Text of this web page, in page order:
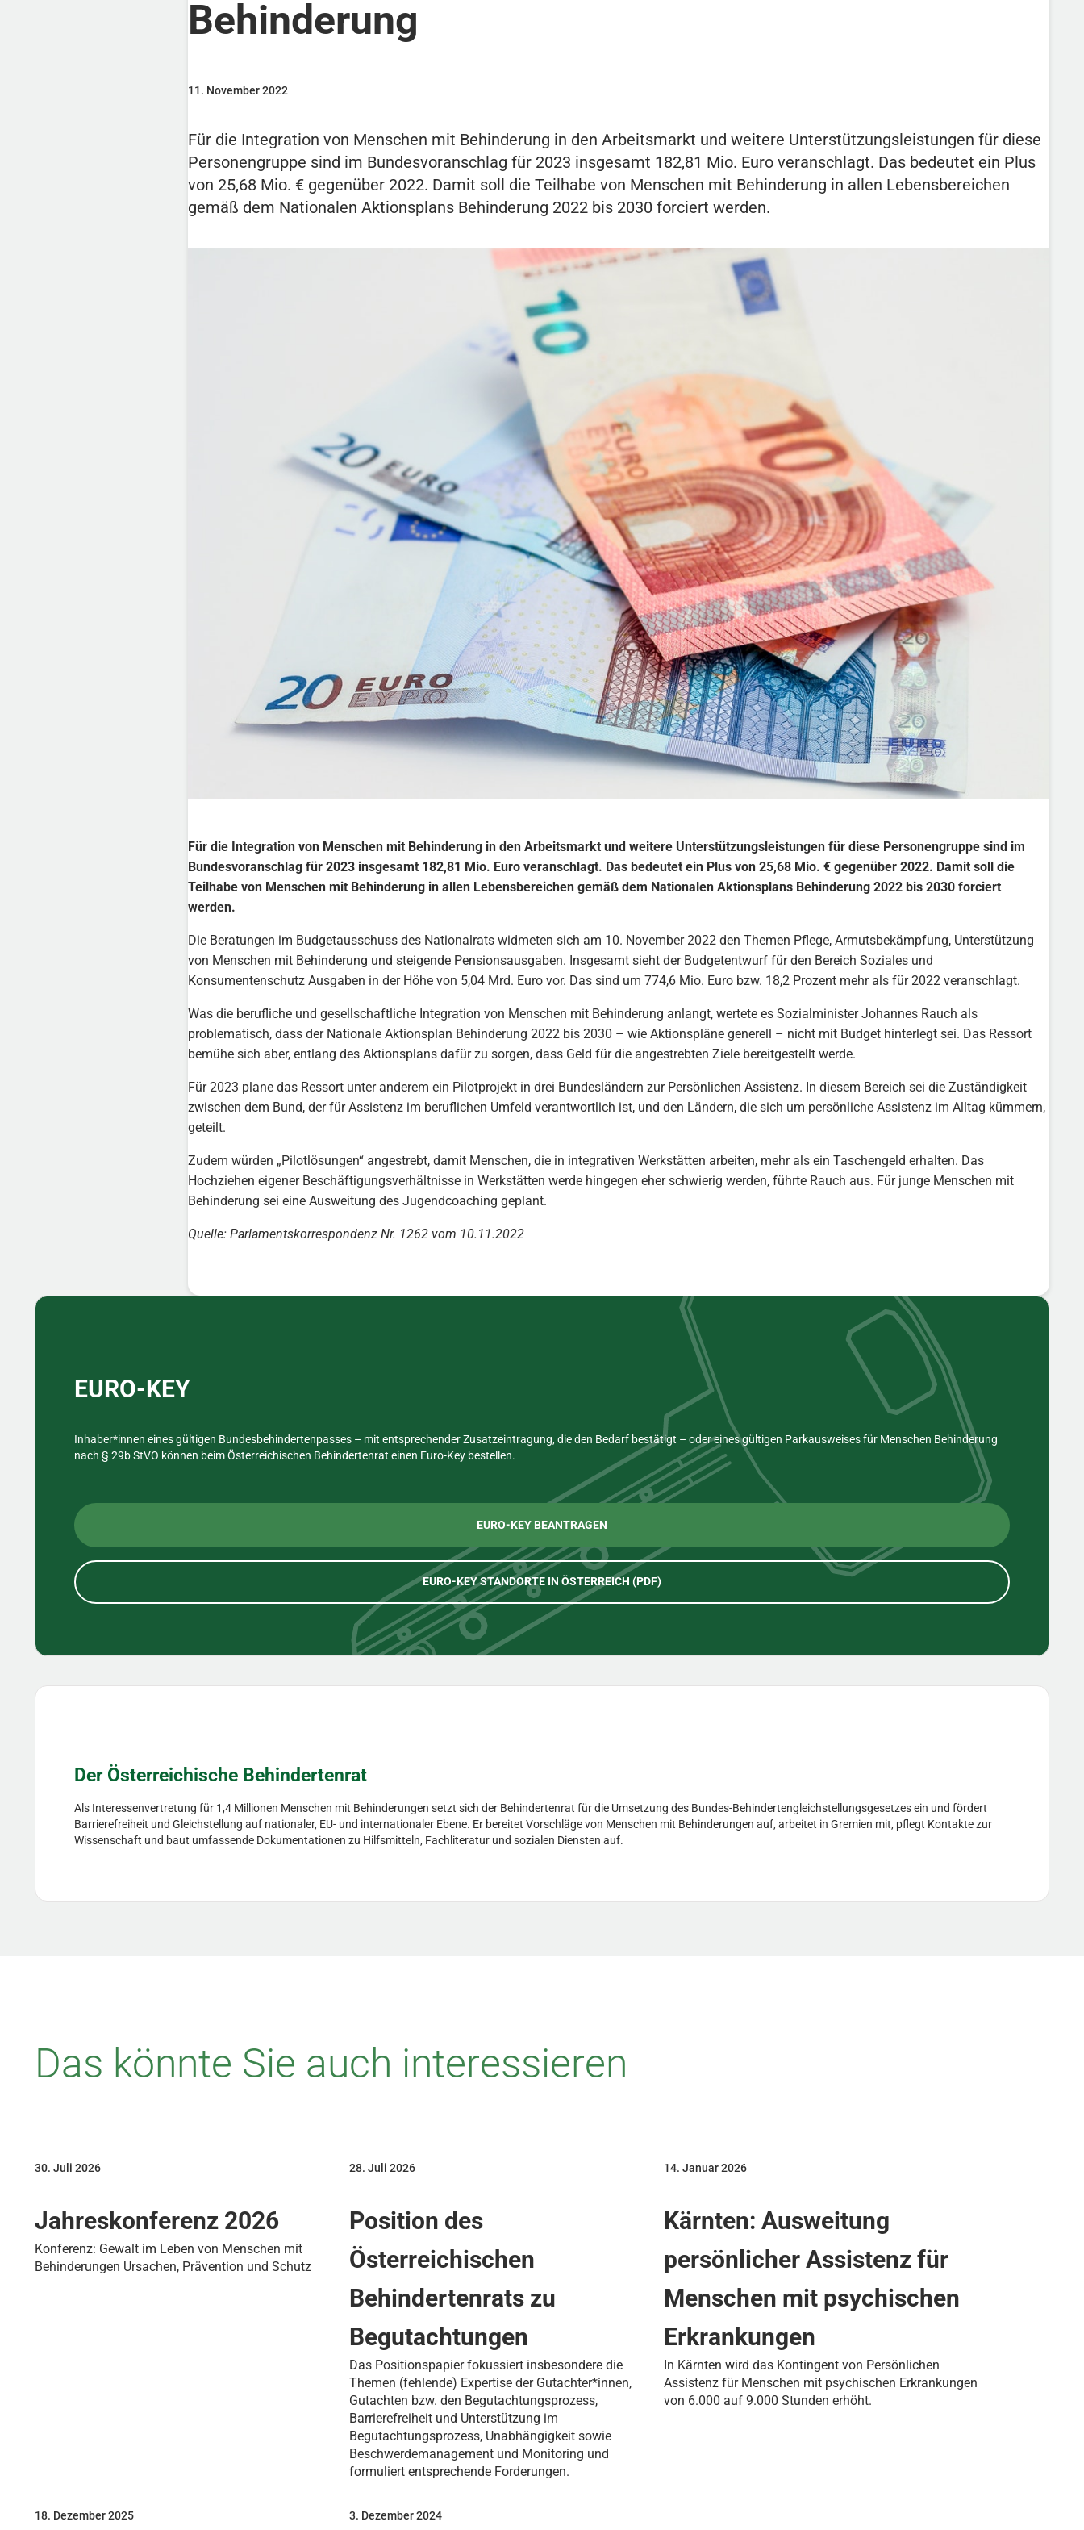
Behinderung
11. November 2022
Für die Integration von Menschen mit Behinderung in den Arbeitsmarkt und weitere Unterstützungsleistungen für diese
Personengruppe sind im Bundesvoranschlag für 2023 insgesamt 182,81 Mio. Euro veranschlagt. Das bedeutet ein Plus
von 25,68 Mio. € gegenüber 2022. Damit soll die Teilhabe von Menschen mit Behinderung in allen Lebensbereichen
gemäß dem Nationalen Aktionsplans Behinderung 2022 bis 2030 forciert werden.
Für die Integration von Menschen mit Behinderung in den Arbeitsmarkt und weitere Unterstützungsleistungen für diese Personengruppe sind im
Bundesvoranschlag für 2023 insgesamt 182,81 Mio. Euro veranschlagt. Das bedeutet ein Plus von 25,68 Mio. € gegenüber 2022. Damit soll die
Teilhabe von Menschen mit Behinderung in allen Lebensbereichen gemäß dem Nationalen Aktionsplans Behinderung 2022 bis 2030 forciert
werden.
Die Beratungen im Budgetausschuss des Nationalrats widmeten sich am 10. November 2022 den Themen Pflege, Armutsbekämpfung, Unterstützung
von Menschen mit Behinderung und steigende Pensionsausgaben. Insgesamt sieht der Budgetentwurf für den Bereich Soziales und
Konsumentenschutz Ausgaben in der Höhe von 5,04 Mrd. Euro vor. Das sind um 774,6 Mio. Euro bzw. 18,2 Prozent mehr als für 2022 veranschlagt.
Was die berufliche und gesellschaftliche Integration von Menschen mit Behinderung anlangt, wertete es Sozialminister Johannes Rauch als
problematisch, dass der Nationale Aktionsplan Behinderung 2022 bis 2030 – wie Aktionspläne generell – nicht mit Budget hinterlegt sei. Das Ressort
bemühe sich aber, entlang des Aktionsplans dafür zu sorgen, dass Geld für die angestrebten Ziele bereitgestellt werde.
Für 2023 plane das Ressort unter anderem ein Pilotprojekt in drei Bundesländern zur Persönlichen Assistenz. In diesem Bereich sei die Zuständigkeit
zwischen dem Bund, der für Assistenz im beruflichen Umfeld verantwortlich ist, und den Ländern, die sich um persönliche Assistenz im Alltag kümmern,
geteilt.
Zudem würden „Pilotlösungen“ angestrebt, damit Menschen, die in integrativen Werkstätten arbeiten, mehr als ein Taschengeld erhalten. Das
Hochziehen eigener Beschäftigungsverhältnisse in Werkstätten werde hingegen eher schwierig werden, führte Rauch aus. Für junge Menschen mit
Behinderung sei eine Ausweitung des Jugendcoaching geplant.
Quelle: Parlamentskorrespondenz Nr. 1262 vom 10.11.2022
Sidebar
EURO-KEY
Inhaber*innen eines gültigen Bundesbehindertenpasses – mit entsprechender Zusatzeintragung, die den Bedarf bestätigt – oder eines gültigen Parkausweises für Menschen Behinderung
nach § 29b StVO können beim Österreichischen Behindertenrat einen Euro-Key bestellen.
EURO-KEY BEANTRAGEN
EURO-KEY STANDORTE IN ÖSTERREICH (PDF)
Der Österreichische Behindertenrat
Als Interessenvertretung für 1,4 Millionen Menschen mit Behinderungen setzt sich der Behindertenrat für die Umsetzung des Bundes-Behindertengleichstellungsgesetzes ein und fördert
Barrierefreiheit und Gleichstellung auf nationaler, EU- und internationaler Ebene. Er bereitet Vorschläge von Menschen mit Behinderungen auf, arbeitet in Gremien mit, pflegt Kontakte zur
Wissenschaft und baut umfassende Dokumentationen zu Hilfsmitteln, Fachliteratur und sozialen Diensten auf.
Das könnte Sie auch interessieren
Jahreskonferenz 2026
30. Juli 2026
Konferenz: Gewalt im Leben von Menschen mit
Behinderungen Ursachen, Prävention und Schutz
Position des
Österreichischen
Behindertenrats zu
Begutachtungen
28. Juli 2026
Das Positionspapier fokussiert insbesondere die
Themen (fehlende) Expertise der Gutachter*innen,
Gutachten bzw. den Begutachtungsprozess,
Barrierefreiheit und Unterstützung im
Begutachtungsprozess, Unabhängigkeit sowie
Beschwerdemanagement und Monitoring und
formuliert entsprechende Forderungen.
Kärnten: Ausweitung
persönlicher Assistenz für
Menschen mit psychischen
Erkrankungen
14. Januar 2026
In Kärnten wird das Kontingent von Persönlichen
Assistenz für Menschen mit psychischen Erkrankungen
von 6.000 auf 9.000 Stunden erhöht.
18. Dezember 2025 3. Dezember 2024